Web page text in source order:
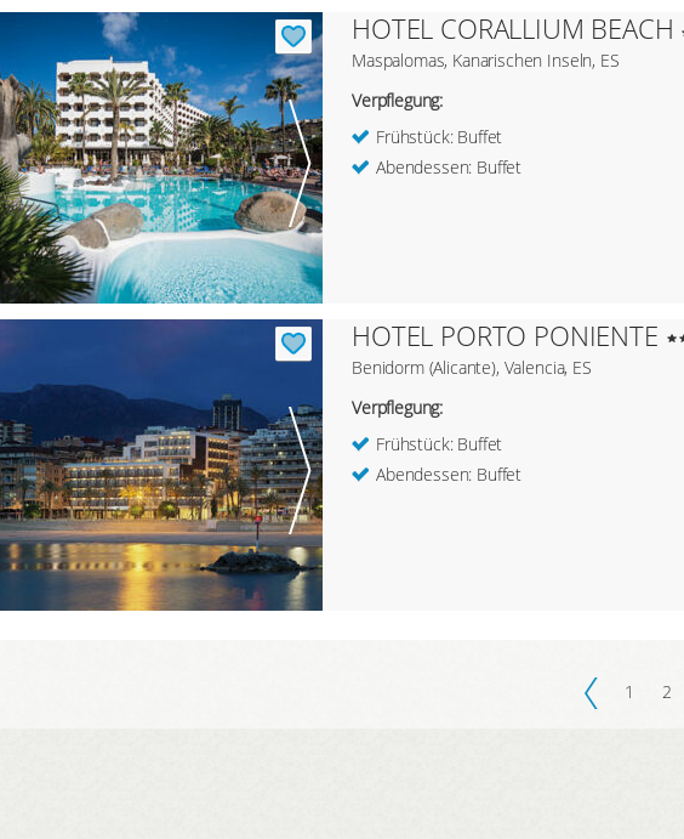
HOTEL CORALLIUM BEACH
Maspalomas, Kanarischen Inseln, ES
Verpflegung:
Frühstück: Buffet
Abendessen: Buffet
HOTEL PORTO PONIENTE
Benidorm (Alicante), Valencia, ES
Verpflegung:
Frühstück: Buffet
Abendessen: Buffet
1 2